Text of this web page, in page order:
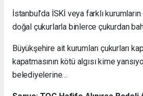
İstanbul’da İSKİ veya farklı kurumların
doğal çukurlarla binlerce çukurdan
Büyükşehire ait kurumları çukurları
kapatmasının kötü algısı kime
belediyelerine…